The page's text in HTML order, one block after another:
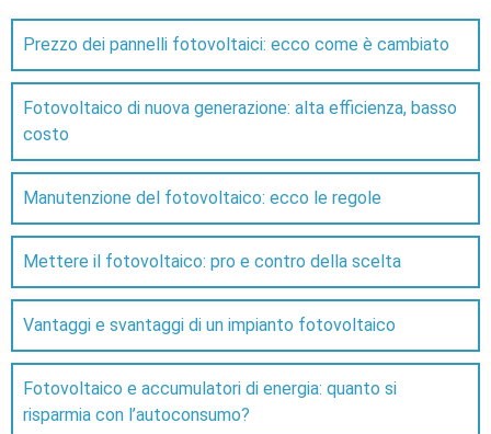
Prezzo dei pannelli fotovoltaici: ecco come è cambiato
Fotovoltaico di nuova generazione: alta efficienza, basso
costo
Manutenzione del fotovoltaico: ecco le regole
Mettere il fotovoltaico: pro e contro della scelta
Vantaggi e svantaggi di un impianto fotovoltaico
Fotovoltaico e accumulatori di energia: quanto si
risparmia con l’autoconsumo?